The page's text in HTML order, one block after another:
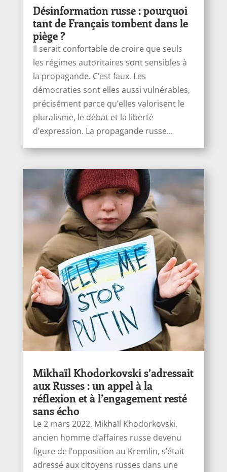
Désinformation russe : pourquoi
tant de Français tombent dans le
piège ?
Il serait confortable de croire que seuls
les régimes autoritaires sont sensibles à
la propagande. C’est faux. Les
démocraties sont elles aussi vulnérables,
précisément parce qu’elles valorisent le
pluralisme, le débat et la liberté
d’expression. La propagande russe...
Mikhaïl Khodorkovski s’adressait
aux Russes : un appel à la
réflexion et à l’engagement resté
sans écho
Le 2 mars 2022, Mikhaïl Khodorkovski,
ancien homme d’affaires russe devenu
figure de l’opposition au Kremlin, s’était
adressé aux citoyens russes dans une